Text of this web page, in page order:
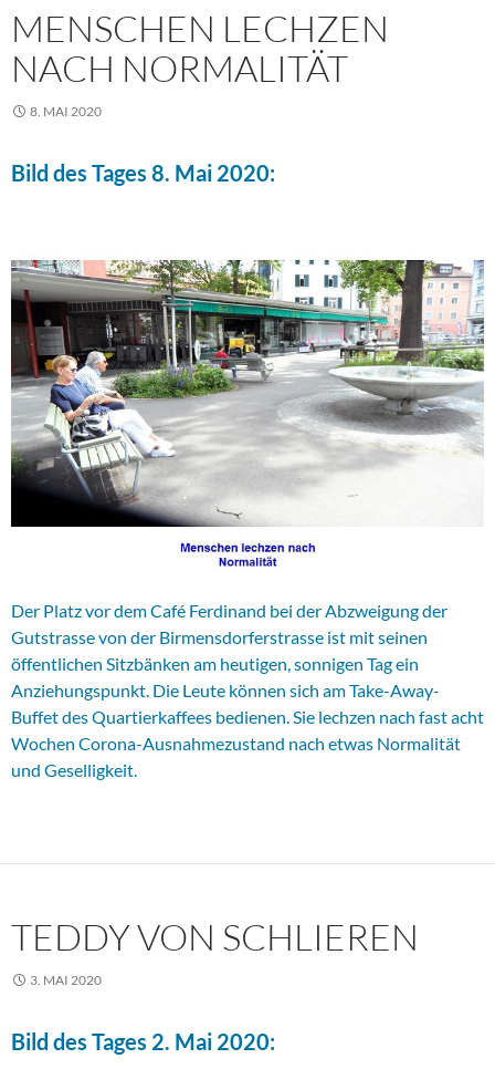
MENSCHEN LECHZEN
NACH NORMALITÄT
8. MAI 2020
Bild des Tages 8. Mai 2020:
Der Platz vor dem Café Ferdinand bei der Abzweigung der
Gutstrasse von der Birmensdorferstrasse ist mit seinen
öffentlichen Sitzbänken am heutigen, sonnigen Tag ein
Anziehungspunkt. Die Leute können sich am Take-Away-
Buffet des Quartierkaffees bedienen. Sie lechzen nach fast acht
Wochen Corona-Ausnahmezustand nach etwas Normalität
und Geselligkeit.
TEDDY VON SCHLIEREN
3. MAI 2020
Bild des Tages 2. Mai 2020: